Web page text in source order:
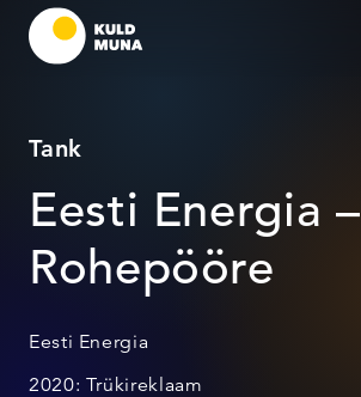
Tank
Eesti Energia –
Rohepööre
Eesti Energia
2020: Trükireklaam